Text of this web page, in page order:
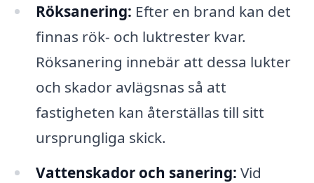
Röksanering: Efter en brand kan det
finnas rök- och luktrester kvar.
Röksanering innebär att dessa lukter
och skador avlägsnas så att
fastigheten kan återställas till sitt
ursprungliga skick.
Vattenskador och sanering: Vid